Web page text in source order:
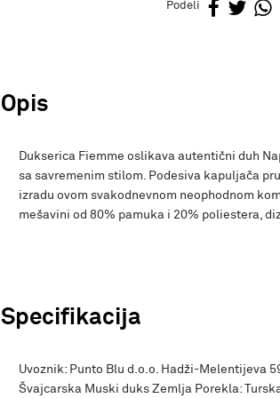
Podeli
Opis
Dukserica Fiemme oslikava autentični duh
sa savremenim stilom. Podesiva kapuljača
izradu ovom svakodnevnom neophodnom
mešavini od 80% pamuka i 20% poliestera,
Specifikacija
Uvoznik: Punto Blu d.o.o. Hadži-Melentijeva
Švajcarska Muski duks Zemlja Porekla: